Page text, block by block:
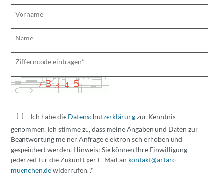
Ich habe die Datenschutzerklärungzur Kenntnis
genommen. Ich stimme zu, dass meine Angaben und Daten zur
Beantwortung meiner Anfrage elektronisch erhoben und
gespeichert werden. Hinweis: Sie können Ihre Einwilligung
jederzeit für die Zukunft per E-Mail an kontakt@artaro-
muenchen.dewiderrufen. .*